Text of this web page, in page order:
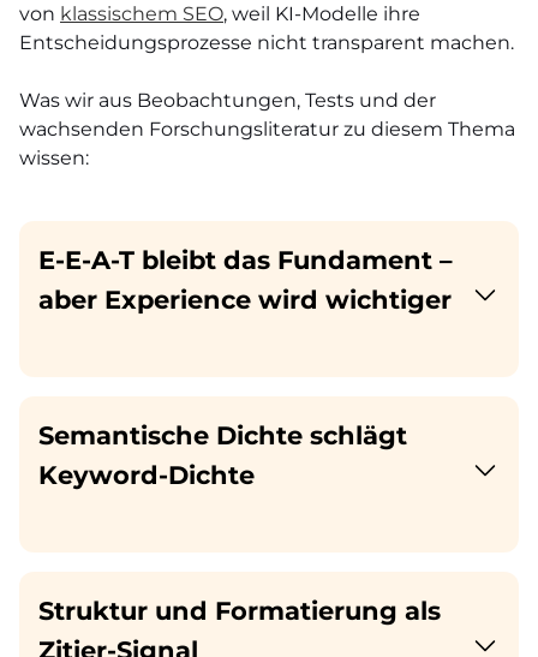
von klassischem SEO, weil KI-Modelle ihre
Entscheidungsprozesse nicht transparent machen.
Was wir aus Beobachtungen, Tests und der
wachsenden Forschungsliteratur zu diesem Thema
wissen:
E-E-A-T bleibt das Fundament –
aber Experience wird wichtiger
Semantische Dichte schlägt
Keyword-Dichte
Struktur und Formatierung als
Zitier-Signal